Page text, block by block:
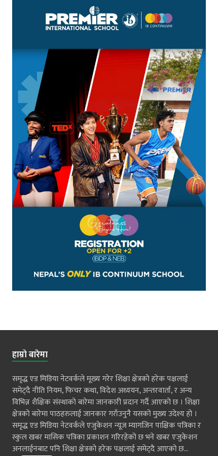
हाम्रो बारेमा
समृद्ध एड मिडिया नेटवर्कले मूख्य गरेर शिक्षा क्षेत्रको हरेक पक्षलाई
समेट्दै नीति नियम, फिचर कथा, विदेश अध्ययन, अन्तरवार्ता, र अन्य
विभिन्न शैक्षिक संस्थाको बारेमा जानकारी प्रदान गर्दै आएको छ । शिक्षा
क्षेत्रको बारेमा पाठहरुलाई जानकार गराँउनुनै यसको मुख्य उदेश्य हो ।
समृद्ध एड मिडिया नेटवर्कले एजुकेशन न्यूज म्यागजिन पाक्षिक पत्रिका र
स्कुल खबर मासिक पत्रिका प्रकाशन गरिरहेको छ भने खबर एजुकेशन
अनलाईनबाट पनि शिक्षा क्षेत्रको हरेक पक्षलाई समेट्दै आएको छ...